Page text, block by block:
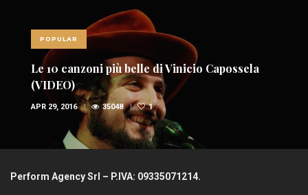
POPULAR
Le 10 canzoni più belle di Vinicio Capossela
(VIDEO)
APR 29, 2016 35048 1
Perform Agency Srl – P.IVA: 09335071214.